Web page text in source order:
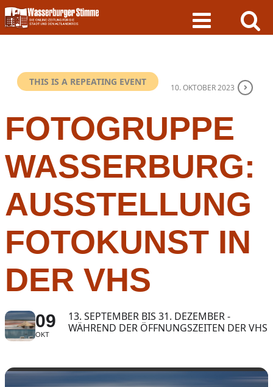
Skip
to
content
THIS IS A REPEATING EVENT
10. OKTOBER 2023
FOTOGRUPPE
WASSERBURG:
AUSSTELLUNG
FOTOKUNST IN
DER VHS
09
OKT
13. SEPTEMBER BIS 31. DEZEMBER -
WÄHREND DER ÖFFNUNGSZEITEN DER VHS